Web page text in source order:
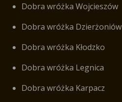
Dobra wróżka Wojcieszów
Dobra wróżka Dzierżoniów
Dobra wróżka Kłodzko
Dobra wróżka Legnica
Dobra wróżka Karpacz